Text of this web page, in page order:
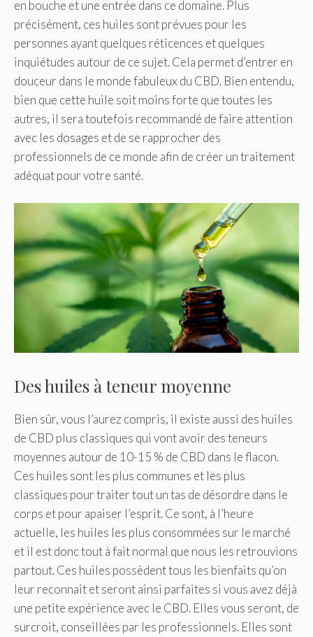
en bouche et une entrée dans ce domaine. Plus
précisément, ces huiles sont prévues pour les
personnes ayant quelques réticences et quelques
inquiétudes autour de ce sujet. Cela permet d’entrer en
douceur dans le monde fabuleux du CBD. Bien entendu,
bien que cette huile soit moins forte que toutes les
autres, il sera toutefois recommandé de faire attention
avec les dosages et de se rapprocher des
professionnels de ce monde afin de créer un traitement
adéquat pour votre santé.
Des huiles à teneur moyenne
Bien sûr, vous l’aurez compris, il existe aussi des huiles
de CBD plus classiques qui vont avoir des teneurs
moyennes autour de 10-15 % de CBD dans le flacon.
Ces huiles sont les plus communes et les plus
classiques pour traiter tout un tas de désordre dans le
corps et pour apaiser l’esprit. Ce sont, à l’heure
actuelle, les huiles les plus consommées sur le marché
et il est donc tout à fait normal que nous les retrouvions
partout. Ces huiles possèdent tous les bienfaits qu’on
leur reconnait et seront ainsi parfaites si vous avez déjà
une petite expérience avec le CBD. Elles vous seront, de
surcroit, conseillées par les professionnels. Elles sont